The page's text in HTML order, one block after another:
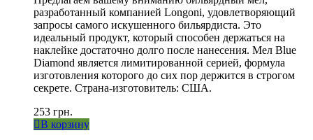
разработанный компанией Longoni, удовлетворяющий
запросы самого искушенного бильярдиста. Это
идеальный продукт, который способен держаться на
наклейке достаточно долго после нанесения. Мел Blue
Diamond является лимитированной серией, формула
изготовления которого до сих пор держится в строгом
секрете. Страна-изготовитель: США.
253 грн.
В корзину